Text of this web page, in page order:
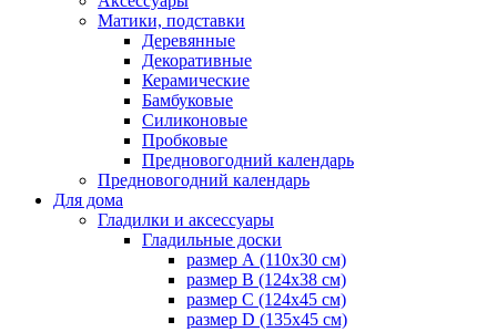
Матики, подставки
Деревянные
Декоративные
Керамические
Бамбуковые
Силиконовые
Пробковые
Предновогодний календарь
Предновогодний календарь
Для дома
Гладилки и аксессуары
Гладильные доски
размер А (110х30 см)
размер В (124х38 см)
размер С (124х45 см)
размер D (135х45 см)